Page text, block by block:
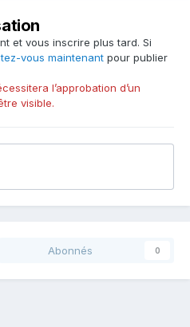
et vous inscrire plus tard. Si
vous maintenant pour publier
l’approbation d’un
visible.
Abonnés 0